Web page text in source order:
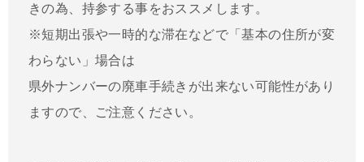
きの為、持参する事をおススメします。
※短期出張や一時的な滞在などで「基本の住所が変
わらない」場合は
県外ナンバーの廃車手続きが出来ない可能性があり
ますので、ご注意ください。